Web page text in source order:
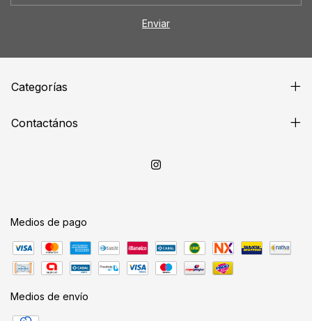
Categorías
Contactános
Medios de pago
Medios de envío